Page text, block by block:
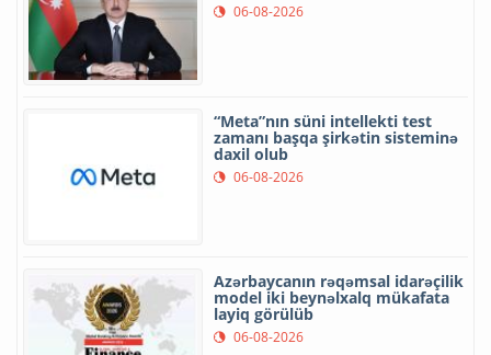
06-08-2026
“Meta”nın süni intellekti test
zamanı başqa şirkətin sisteminə
daxil olub
06-08-2026
Azərbaycanın rəqəmsal idarəçilik
model iki beynəlxalq mükafata
layiq görülüb
06-08-2026